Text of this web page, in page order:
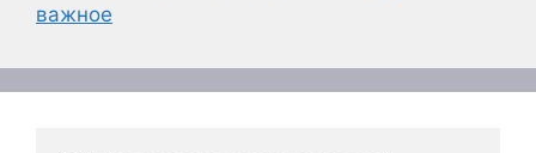
важное